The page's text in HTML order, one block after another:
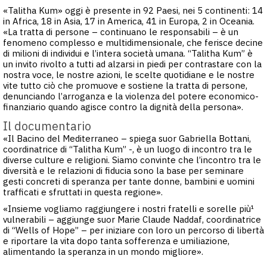
«Talitha Kum» oggi è presente in 92 Paesi, nei 5 continenti: 14
in Africa, 18 in Asia, 17 in America, 41 in Europa, 2 in Oceania.
«La tratta di persone – continuano le responsabili – è un
fenomeno complesso e multidimensionale, che ferisce decine
di milioni di individui e l’intera società umana. “Talitha Kum” è
un invito rivolto a tutti ad alzarsi in piedi per contrastare con la
nostra voce, le nostre azioni, le scelte quotidiane e le nostre
vite tutto ciò che promuove e sostiene la tratta di persone,
denunciando l’arroganza e la violenza del potere economico-
finanziario quando agisce contro la dignità della persona».
Il documentario
«Il Bacino del Mediterraneo – spiega suor Gabriella Bottani,
coordinatrice di “Talitha Kum” -, è un luogo di incontro tra le
diverse culture e religioni. Siamo convinte che l’incontro tra le
diversità e le relazioni di fiducia sono la base per seminare
gesti concreti di speranza per tante donne, bambini e uomini
trafficati e sfruttati in questa regione».
«Insieme vogliamo raggiungere i nostri fratelli e sorelle più¹
vulnerabili – aggiunge suor Marie Claude Naddaf, coordinatrice
di “Wells of Hope” – per iniziare con loro un percorso di libertà
e riportare la vita dopo tanta sofferenza e umiliazione,
alimentando la speranza in un mondo migliore».